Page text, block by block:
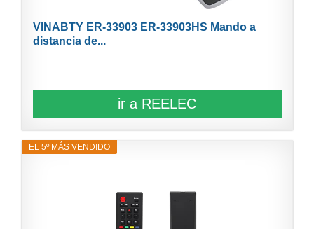
VINABTY ER-33903 ER-33903HS Mando a
distancia de...
ir a REELEC
EL 5º MÁS VENDIDO